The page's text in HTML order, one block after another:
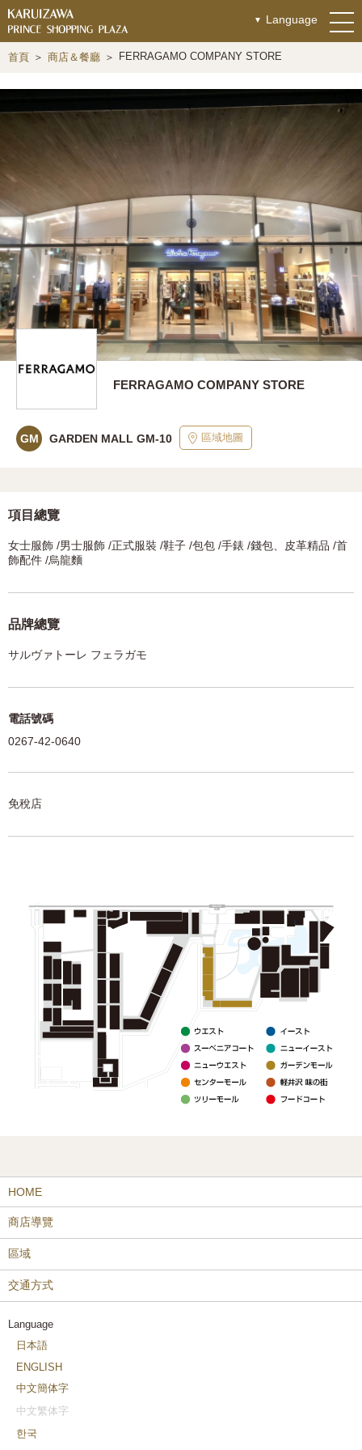
Language
首頁 商店＆餐廳 FERRAGAMO COMPANY STORE
FERRAGAMO COMPANY STORE
GM GARDEN MALL GM-10 區域地圖
項目總覽
女士服飾 /男士服飾 /正式服裝 /鞋子 /包包 /手錶 /錢包、皮革精品 /首
飾配件 /烏龍麵
品牌總覽
サルヴァトーレ フェラガモ
電話號碼
0267-42-0640
免稅店
HOME
商店導覽
區域
交通方式
Language
日本語
ENGLISH
中文簡体字
中文繁体字
한국